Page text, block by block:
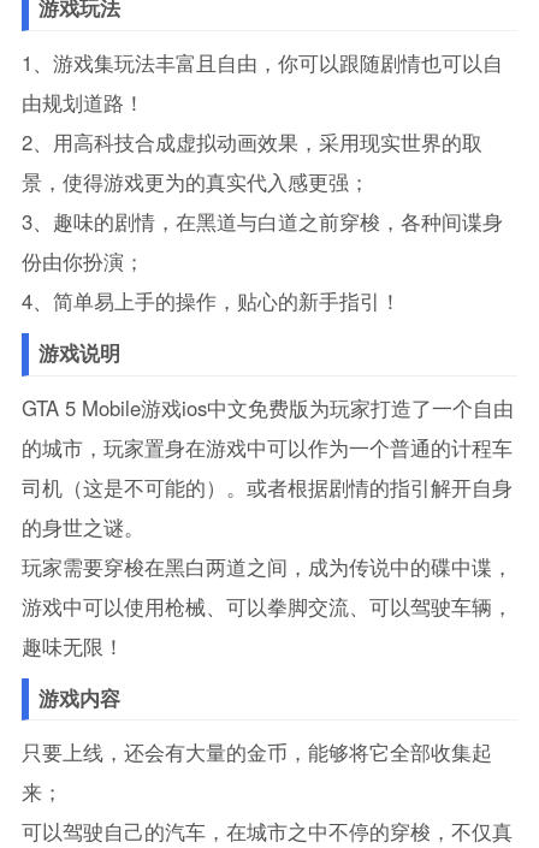
游戏玩法
1、游戏集玩法丰富且自由，你可以跟随剧情也可以自
由规划道路！
2、用高科技合成虚拟动画效果，采用现实世界的取
景，使得游戏更为的真实代入感更强；
3、趣味的剧情，在黑道与白道之前穿梭，各种间谍身
份由你扮演；
4、简单易上手的操作，贴心的新手指引！
游戏说明
GTA 5 Mobile游戏ios中文免费版为玩家打造了一个自由
的城市，玩家置身在游戏中可以作为一个普通的计程车
司机（这是不可能的）。或者根据剧情的指引解开自身
的身世之谜。
玩家需要穿梭在黑白两道之间，成为传说中的碟中谍，
游戏中可以使用枪械、可以拳脚交流、可以驾驶车辆，
趣味无限！
游戏内容
只要上线，还会有大量的金币，能够将它全部收集起
来；
可以驾驶自己的汽车，在城市之中不停的穿梭，不仅真